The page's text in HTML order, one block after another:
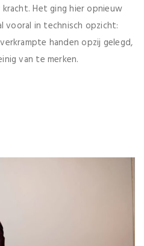
Het ging hier opnieuw
vooral in technisch opzicht:
handen opzij gelegd,
van te merken.